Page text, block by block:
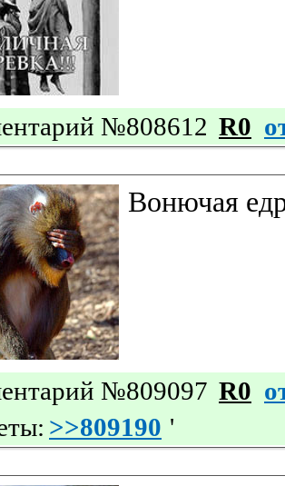
№808612 R0
Вонючая
№809097 R0
>>809190 '